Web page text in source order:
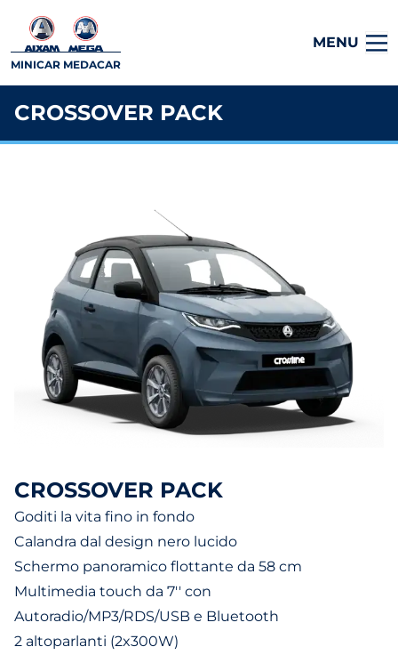
MINICAR MEDACAR
MENU
CROSSOVER PACK
CROSSOVER PACK
Goditi la vita fino in fondo
Calandra dal design nero lucido
Schermo panoramico flottante da 58 cm
Multimedia touch da 7'' con
Autoradio/MP3/RDS/USB e Bluetooth
2 altoparlanti (2x300W)